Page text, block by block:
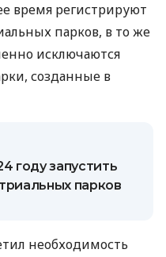
время регистрируют
парков, в то же
исключаются
созданные в
году запустить
парков
необходимость